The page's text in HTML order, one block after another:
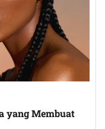
yang Membuat